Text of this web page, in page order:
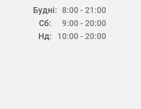
Будні:
Сб:
Нд:
8:00 - 21:00
9:00 - 20:00
10:00 - 20:00